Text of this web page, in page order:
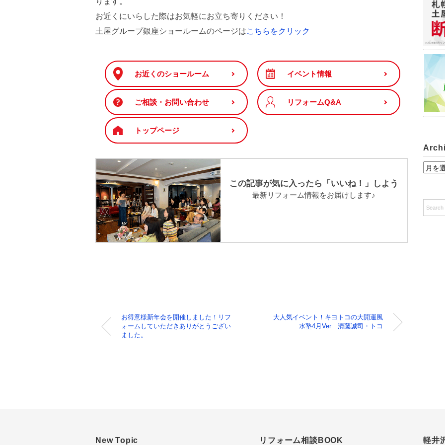
お近くにいらした際はお気軽にお立ち寄りください！
土屋グループ銀座ショールームのページはこちらをクリック
お近くのショールーム イベント情報
ご相談・お問い合わせ リフォームQ&A
トップページ
この記事が気に入ったら「いいね！」しよう
最新リフォーム情報をお届けします♪
お得意様新年会を開催しました！リフ
ォームしていただきありがとうござい
ました。
大人気イベント！キヨトコの大開運風
水塾4月Ver 清藤誠司・トコ
A
h
New Topic リフォーム相談BOOK 軽井